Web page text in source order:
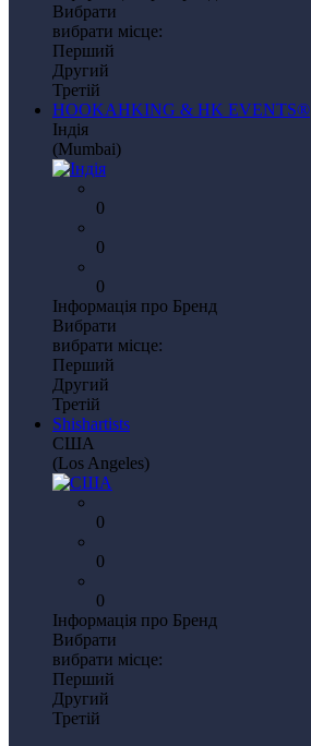
Вибрати
вибрати місце:
Перший
Другий
Третій
HOOKAHKING & HK EVENTS®
Iндiя
(Mumbai)
0
0
0
Інформація про Бренд
Вибрати
вибрати місце:
Перший
Другий
Третій
Shishartists
США
(Los Angeles)
0
0
0
Інформація про Бренд
Вибрати
вибрати місце:
Перший
Другий
Третій